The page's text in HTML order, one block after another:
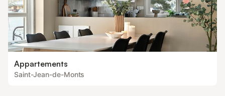
Appartements
Saint-Jean-de-Monts